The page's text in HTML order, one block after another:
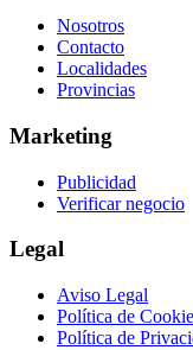
Nosotros
Contacto
Localidades
Provincias
Marketing
Publicidad
Verificar negocio
Legal
Aviso Legal
Política de
Política de